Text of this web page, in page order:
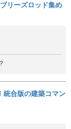
リーズロッド集め
統合版の建築コマン